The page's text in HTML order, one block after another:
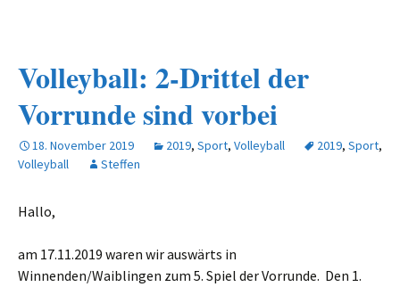
Volleyball: 2-Drittel der
Vorrunde sind vorbei
18. November 2019 2019, Sport, Volleyball 2019, Sport,
Volleyball
Steffen
Hallo,
am 17.11.2019 waren wir auswärts in
Winnenden/Waiblingen zum 5. Spiel der Vorrunde. Den 1.